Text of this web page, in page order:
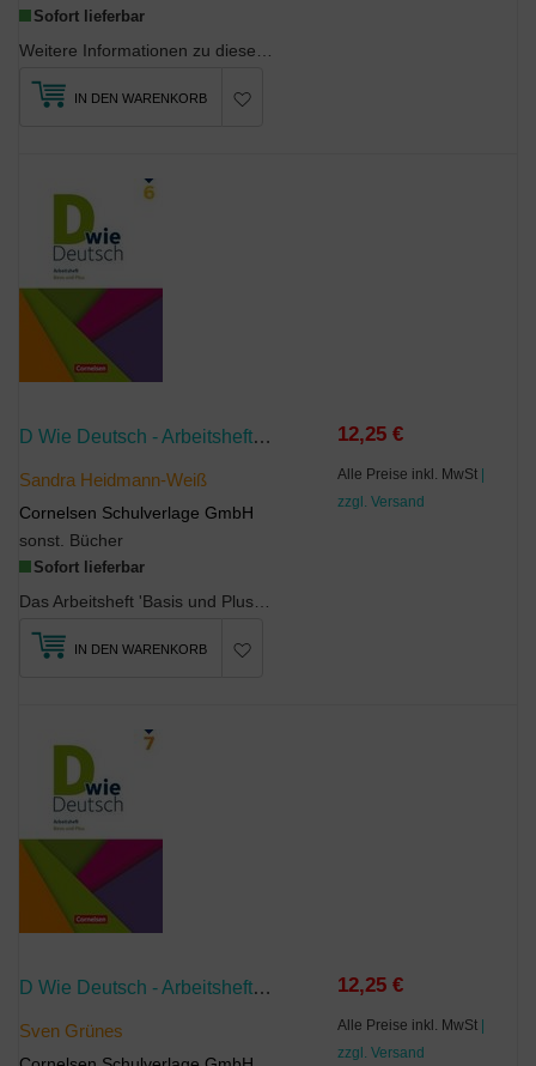
Sofort lieferbar
IN DEN WARENKORB
D Wie Deutsch - Arbeitshefte Basis Und Plus - Ausgabe 2018 - 6. Schuljahr
Sandra Heidmann-Weiß
Cornelsen Schulverlage GmbH
sonst. Bücher
Sofort lieferbar
12,25 €
Alle Preise inkl. MwSt |
zzgl. Versand
IN DEN WARENKORB
D Wie Deutsch - Arbeitshefte Basis Und Plus - Ausgabe 2018 - 7. Schuljahr
Sven Grünes
12,25 €
Alle Preise inkl. MwSt |
zzgl. Versand